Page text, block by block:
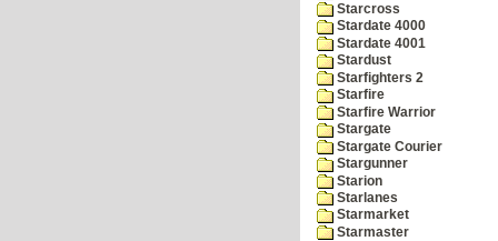
Starcross
Stardate 4000
Stardate 4001
Stardust
Starfighters 2
Starfire
Starfire Warrior
Stargate
Stargate Courier
Stargunner
Starion
Starlanes
Starmarket
Starmaster